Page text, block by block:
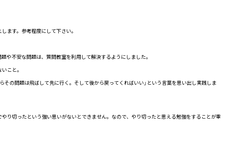
ます。参考程度にして下さい。
不安な問題は、質問教室を利用して解決するようにしました。
こと。
の問題は飛ばして先に行く。そして後から戻ってくればいい」という言葉を思い出し実践しま
切ったという強い思いがないとできません。なので、やり切ったと思える勉強をすることが重